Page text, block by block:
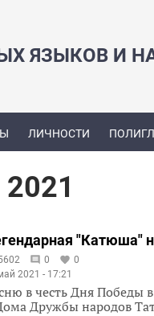
ЯЗЫКОВ И
ЛИЧНОСТИ
"Катюша"
0
0
2021 - 17:21
в честь Дня Победы
Дружбы народов